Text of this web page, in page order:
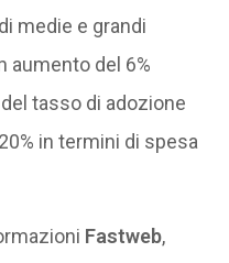
medie e grandi
aumento del 6%
tasso di adozione
in termini di spesa
Fastweb,